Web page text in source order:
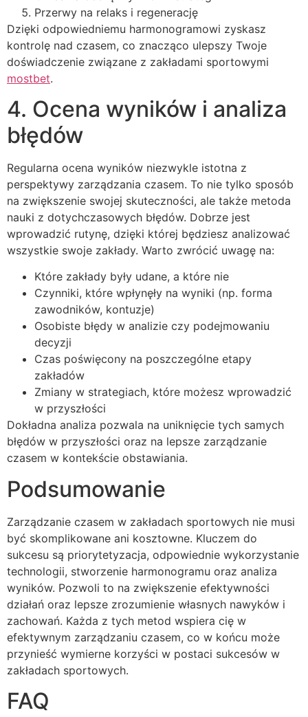
Przerwy na relaks i regenerację
Dzięki odpowiedniemu harmonogramowi zyskasz
kontrolę nad czasem, co znacząco ulepszy Twoje
doświadczenie związane z zakładami sportowymi
mostbet.
4. Ocena wyników i analiza
błędów
Regularna ocena wyników niezwykle istotna z
perspektywy zarządzania czasem. To nie tylko sposób
na zwiększenie swojej skuteczności, ale także metoda
nauki z dotychczasowych błędów. Dobrze jest
wprowadzić rutynę, dzięki której będziesz analizować
wszystkie swoje zakłady. Warto zwrócić uwagę na:
Które zakłady były udane, a które nie
Czynniki, które wpłynęły na wyniki (np. forma
zawodników, kontuzje)
Osobiste błędy w analizie czy podejmowaniu
decyzji
Czas poświęcony na poszczególne etapy
zakładów
Zmiany w strategiach, które możesz wprowadzić
w przyszłości
Dokładna analiza pozwala na uniknięcie tych samych
błędów w przyszłości oraz na lepsze zarządzanie
czasem w kontekście obstawiania.
Podsumowanie
Zarządzanie czasem w zakładach sportowych nie musi
być skomplikowane ani kosztowne. Kluczem do
sukcesu są priorytetyzacja, odpowiednie wykorzystanie
technologii, stworzenie harmonogramu oraz analiza
wyników. Pozwoli to na zwiększenie efektywności
działań oraz lepsze zrozumienie własnych nawyków i
zachowań. Każda z tych metod wspiera cię w
efektywnym zarządzaniu czasem, co w końcu może
przynieść wymierne korzyści w postaci sukcesów w
zakładach sportowych.
FAQ